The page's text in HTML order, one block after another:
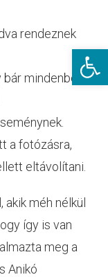
rendeznek
bár mindenben
a fotózásra,
eltávolítani.
méh nélkül
így is van
meg a
Anikó